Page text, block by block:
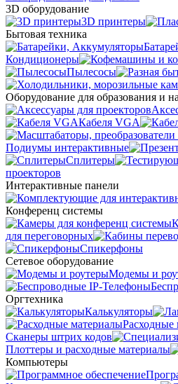
3D оборудование
3D принтеры
Бытовая техника
Кондиционеры
Пылесосы
Оборудование для образования и
Кабеля VGA
Подиумы интерактивные
Сплитеры
проекторов
Интерактивные панели
Конференц системы
для переговорных
Спикерфоны
Сетевое оборудование
Модемы и
Оргтехника
Калькуляторы
Расходные
Сканеры штрих кодов
Плоттеры и расходные материалы
Компьютеры